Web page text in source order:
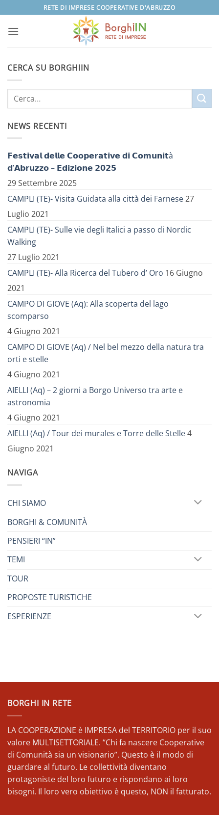
ai
contenuti
RETE DI IMPRESE COOPERATIVE D'ABRUZZO
CERCA SU BORGHIIN
NEWS RECENTI
𝗙𝗲𝘀𝘁𝗶𝘃𝗮𝗹 𝗱𝗲𝗹𝗹𝗲 𝗖𝗼𝗼𝗽𝗲𝗿𝗮𝘁𝗶𝘃𝗲 𝗱𝗶 𝗖𝗼𝗺𝘂𝗻𝗶𝘁à
𝗱’𝗔𝗯𝗿𝘂𝘇𝘇𝗼 – 𝗘𝗱𝗶𝘇𝗶𝗼𝗻𝗲 𝟮𝟬𝟮𝟱
29 Settembre 2025
CAMPLI (TE)- Visita Guidata alla città dei Farnese27
Luglio 2021
CAMPLI (TE)- Sulle vie degli Italici a passo di Nordic
Walking
27 Luglio 2021
CAMPLI (TE)- Alla Ricerca del Tubero d’ Oro 16 Giugno
2021
CAMPO DI GIOVE (Aq): Alla scoperta del lago
scomparso
4 Giugno 2021
CAMPO DI GIOVE (Aq) / Nel bel mezzo della natura tra
orti e stelle
4 Giugno 2021
AIELLI (Aq) – 2 giorni a Borgo Universo tra arte e
astronomia
4 Giugno 2021
AIELLI (Aq) / Tour dei murales e Torre delle Stelle4
Giugno 2021
NAVIGA
CHI SIAMO
BORGHI & COMUNITÀ
PENSIERI “IN”
TEMI
TOUR
PROPOSTE TURISTICHE
ESPERIENZE
BORGHI IN RETE
LA COOPERAZIONE è IMPRESA del TERRITORIO per il suo
valore MULTISETTORIALE. “Chi fa nascere Cooperative
di Comunità sia un visionario”. Questo è il modo di
guardare al futuro. Le collettività diventano
protagoniste del loro futuro e rispondano ai loro
bisogni. Il loro vero obiettivo è questo, NON il fatturato.